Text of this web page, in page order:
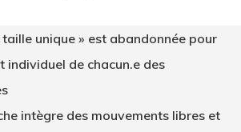
taille unique » est abandonnée pour
individuel de chacun.e des
intègre des mouvements libres et